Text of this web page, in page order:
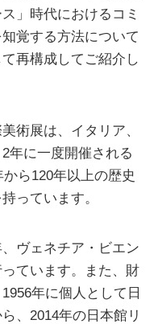
」時代におけるコミ
覚する方法について
再構成してご紹介し
術展は、イタリア、
年に一度開催される
ら120年以上の歴史
っています。
ヴェネチア・ビエン
ています。また、財
年に個人として日
、2014年の日本館リ